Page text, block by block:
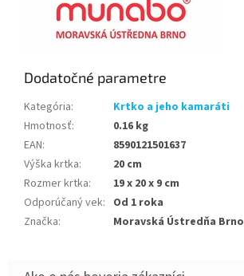
Dodatočné parametre
Kategória:
Krtko a jeho kamaráti
Hmotnosť:
0.16 kg
EAN:
8590121501637
Výška krtka:
20 cm
Rozmer krtka:
19 x 20 x 9 cm
Odporúčaný vek: Od 1 roka
Značka: Moravská Ústredňa Brno